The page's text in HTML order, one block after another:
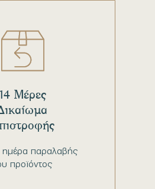
ημέρα παραλαβής
προϊόντος
14 Μέρες